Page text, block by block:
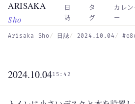
Skip to main content
ARISAKA
Sho
日
誌
タ
グ
カレン
ー
Arisaka Sho 日誌 2024.10.04
2024.10.0415:42